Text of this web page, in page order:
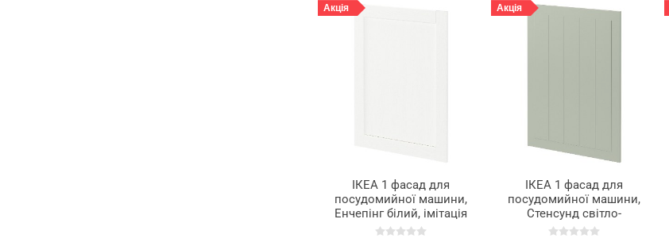
Акція
ІКЕА 1 фасад для
посудомийної машини,
Енчепінг білий, імітація
дерева, 60 см METOD
Акція
ІКЕА 1 фасад для
посудомийної машини,
Стенсунд світло-
зелений, 60 см METOD